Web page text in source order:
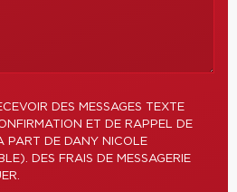
DES MESSAGES TEXTE
ET DE RAPPEL DE
PART DE DANY NICOLE
DES FRAIS DE MESSAGERIE